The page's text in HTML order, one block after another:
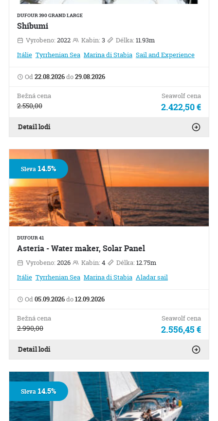
DUFOUR 390 GRAND LARGE
Shibumi
Vyrobeno: 2022 Kabin: 3 Délka: 11.93m
Itálie Tyrrhenian Sea Marina di Stabia Sail and Experience
Od22.08.2026do29.08.2026
Bežná cena
2.550,00
Seawolf cena
2.422,50 €
Detail lodi
DUFOUR 41
Asteria - Water maker, Solar Panel
Vyrobeno: 2026 Kabin: 4 Délka: 12.75m
Itálie Tyrrhenian Sea Marina di Stabia Aladar sail
Od05.09.2026do12.09.2026
Bežná cena
2.990,00
Seawolf cena
2.556,45 €
Sleva14.5%
Detail lodi
Sleva14.5%